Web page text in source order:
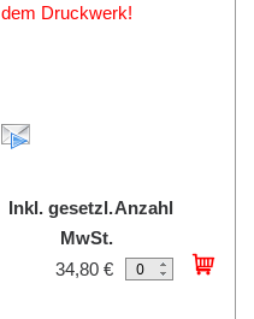
dem Druckwerk!
Inkl. gesetzl.
MwSt.
Anzahl
34,80 €